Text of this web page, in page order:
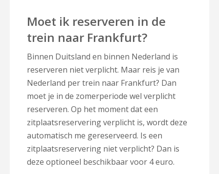
Moet ik reserveren in de
trein naar Frankfurt?
Binnen Duitsland en binnen Nederland is
reserveren niet verplicht. Maar reis je van
Nederland per trein naar Frankfurt? Dan
moet je in de zomerperiode wel verplicht
reserveren. Op het moment dat een
zitplaatsreservering verplicht is, wordt deze
automatisch me gereserveerd. Is een
zitplaatsreservering niet verplicht? Dan is
deze optioneel beschikbaar voor 4 euro.